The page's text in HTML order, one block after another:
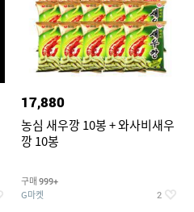
17,880
농심 새우깡 10봉 + 와사비새우
깡 10봉
구매 999+
G마켓 2